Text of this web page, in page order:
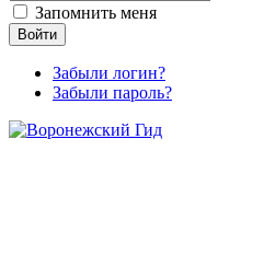
Запомнить меня
Войти
Забыли логин?
Забыли пароль?